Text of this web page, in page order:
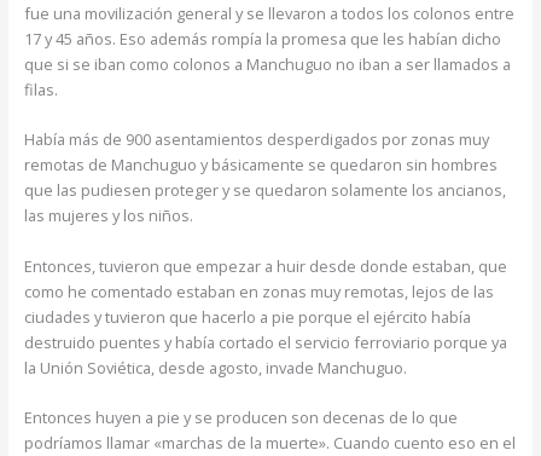
fue una movilización general y se llevaron a todos los colonos entre
17 y 45 años. Eso además rompía la promesa que les habían dicho
que si se iban como colonos a Manchuguo no iban a ser llamados a
filas.
Había más de 900 asentamientos desperdigados por zonas muy
remotas de Manchuguo y básicamente se quedaron sin hombres
que las pudiesen proteger y se quedaron solamente los ancianos,
las mujeres y los niños.
Entonces, tuvieron que empezar a huir desde donde estaban, que
como he comentado estaban en zonas muy remotas, lejos de las
ciudades y tuvieron que hacerlo a pie porque el ejército había
destruido puentes y había cortado el servicio ferroviario porque ya
la Unión Soviética, desde agosto, invade Manchuguo.
Entonces huyen a pie y se producen son decenas de lo que
podríamos llamar «marchas de la muerte». Cuando cuento eso en el